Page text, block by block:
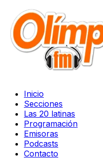
Inicio
Secciones
Las 20 latinas
Programación
Emisoras
Podcasts
Contacto